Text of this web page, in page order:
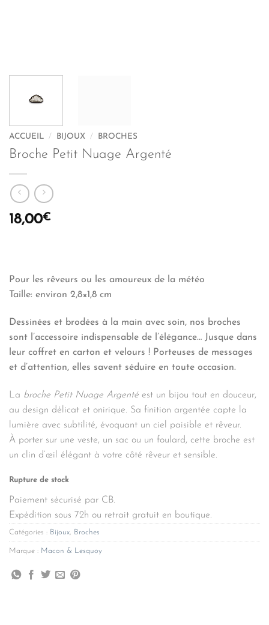
ACCUEIL / BIJOUX / BROCHES
Broche Petit Nuage Argenté
18,00€
Pour les rêveurs ou les amoureux de la météo
Taille: environ 2,8×1,8 cm
Dessinées et brodées à la main avec soin, nos broches
sont l’accessoire indispensable de l’élégance… Jusque dans
leur coffret en carton et velours ! Porteuses de messages
et d’attention, elles savent séduire en toute occasion.
La broche Petit Nuage Argenté est un bijou tout en douceur,
au design délicat et onirique. Sa finition argentée capte la
lumière avec subtilité, évoquant un ciel paisible et rêveur.
À porter sur une veste, un sac ou un foulard, cette broche est
un clin d’œil élégant à votre côté rêveur et sensible.
Rupture de stock
Paiement sécurisé par CB.
Expédition sous 72h ou retrait gratuit en boutique.
Catégories : Bijoux Broches
Marque : Macon & Lesquoy